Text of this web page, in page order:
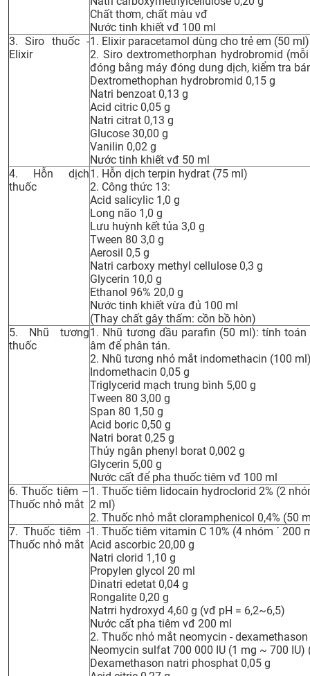
Chất thơm, chất màu vđ
Nước tinh khiết vđ 100 ml
3. Siro thuốc -
Elixir
1. Elixir paracetamol dùng cho trẻ em (50 ml)
2. Siro dextromethorphan hydrobromid
đóng bằng máy đóng dung dịch, kiểm tra
Dextromethophan hydrobromid 0,15 g
Natri benzoat 0,13 g
Acid citric 0,05 g
Natri citrat 0,13 g
Glucose 30,00 g
Vanilin 0,02 g
Nước tinh khiết vđ 50 ml
4. Hỗn dịch
thuốc
1. Hỗn dịch terpin hydrat (75 ml)
2. Công thức 13:
Acid salicylic 1,0 g
Long não 1,0 g
Lưu huỳnh kết tủa 3,0 g
Tween 80 3,0 g
Aerosil 0,5 g
Natri carboxy methyl cellulose 0,3 g
Glycerin 10,0 g
Ethanol 96% 20,0 g
Nước tinh khiết vừa đủ 100 ml
(Thay chất gây thấm: cồn bồ hòn)
5. Nhũ tương
thuốc
1. Nhũ tương dầu parafin (50 ml): tính
âm để phân tán.
2. Nhũ tương nhỏ mắt indomethacin (100
Indomethacin 0,05 g
Triglycerid mạch trung bình 5,00 g
Tween 80 3,00 g
Span 80 1,50 g
Acid boric 0,50 g
Natri borat 0,25 g
Thủy ngân phenyl borat 0,002 g
Glycerin 5,00 g
Nước cất để pha thuốc tiêm vđ 100 ml
6. Thuốc tiêm –
Thuốc nhỏ mắt
1. Thuốc tiêm lidocain hydroclorid 2% (2
2 ml)
2. Thuốc nhỏ mắt cloramphenicol 0,4% (50
7. Thuốc tiêm -
Thuốc nhỏ mắt
1. Thuốc tiêm vitamin C 10% (4 nhóm ´ 200
Acid ascorbic 20,00 g
Natri clorid 1,10 g
Propylen glycol 20 ml
Dinatri edetat 0,04 g
Rongalite 0,20 g
Natrri hydroxyd 4,60 g (vđ pH = 6,2~6,5)
N­­­ước cất pha tiêm vđ 200 ml
2. Thuốc nhỏ mắt neomycin -
Neomycin sulfat 700 000 IU (1 mg ~ 700 IU)
Dexamethason natri phosphat 0,05 g